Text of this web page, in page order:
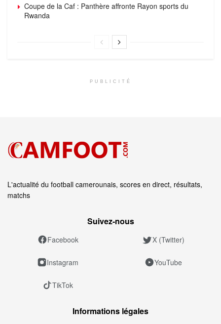
Coupe de la Caf : Panthère affronte Rayon sports du
Rwanda
PUBLICITÉ
L'actualité du football camerounais, scores en direct, résultats,
matchs
Suivez‑nous
Facebook X (Twitter)
Instagram YouTube
TikTok
Informations légales